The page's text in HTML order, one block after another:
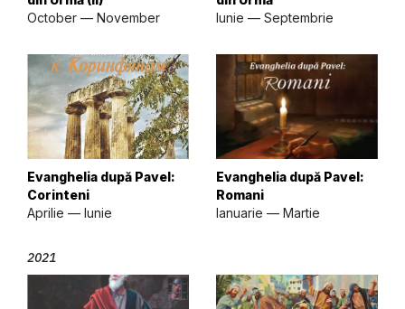
October — November
Iunie — Septembrie
Evanghelia după Pavel:
Corinteni
Aprilie — Iunie
Evanghelia după Pavel:
Romani
Ianuarie — Martie
2021